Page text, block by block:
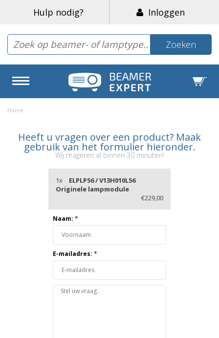
Hulp nodig? Inloggen
Zoeken
Home
Heeft u vragen over een product? Maak
gebruik van het formulier hieronder.
Wij reageren al binnen 30 minuten!
1x
ELPLP56 / V13H010L56
Originele lampmodule
€229,00
Naam: *
E-mailadres: *